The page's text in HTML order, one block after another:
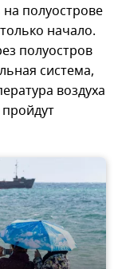
полуострове
начало.
полуостров
система,
воздуха